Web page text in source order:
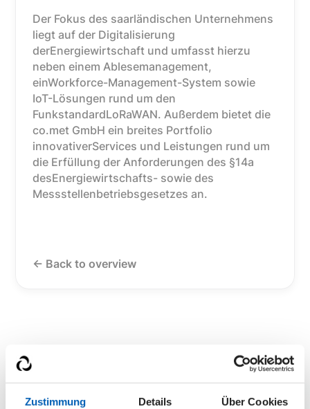
Zustimmung Details Über Cookies
Der Fokus des saarländischen Unternehmens
liegt auf der Digitalisierung
derEnergiewirtschaft und umfasst hierzu
neben einem Ablesemanagement,
einWorkforce-Management-System sowie
IoT-Lösungen rund um den
FunkstandardLoRaWAN. Außerdem bietet die
co.met GmbH ein breites Portfolio
innovativerServices und Leistungen rund um
die Erfüllung der Anforderungen des §14a
desEnergiewirtschafts- sowie des
Messstellenbetriebsgesetzes an.
<- Back to overview